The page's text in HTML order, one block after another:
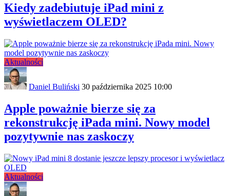
Kiedy zadebiutuje iPad mini z
wyświetlaczem OLED?
Aktualności
Daniel Buliński 30 października 2025 10:00
Apple poważnie bierze się za
rekonstrukcję iPada mini. Nowy model
pozytywnie nas zaskoczy
Aktualności